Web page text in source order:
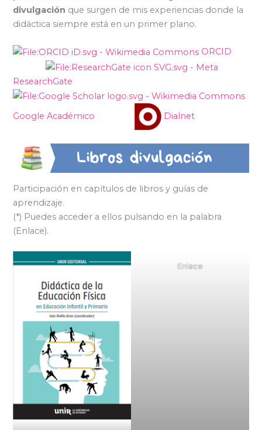
divulgación que surgen de mis experiencias donde la
didáctica siempre está en un primer plano.
ORCID
ResearchGate
Google Académico Dialnet
Participación en capítulos de libros y guías de
aprendizaje.
(*) Puedes acceder a ellos pulsando en la palabra
(Enlace).
Enlace